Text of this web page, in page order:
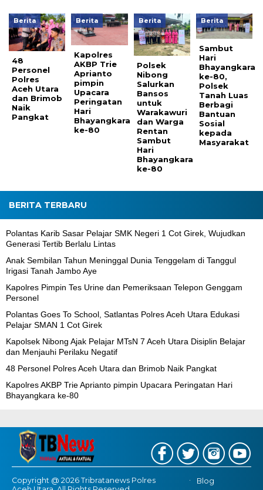
Berita
48
Personel
Polres
Aceh Utara
dan Brimob
Naik
Pangkat
Berita
Kapolres
AKBP Trie
Aprianto
pimpin
Upacara
Peringatan
Hari
Bhayangkara
ke-80
Berita
Polsek
Nibong
Salurkan
Bansos
untuk
Warakawuri
dan Warga
Rentan
Sambut
Hari
Bhayangkara
ke-80
Berita
Sambut
Hari
Bhayangkara
ke-80,
Polsek
Tanah Luas
Berbagi
Bantuan
Sosial
kepada
Masyarakat
BERITA TERBARU
Polantas Karib Sasar Pelajar SMK Negeri 1 Cot Girek, Wujudkan
Generasi Tertib Berlalu Lintas
Anak Sembilan Tahun Meninggal Dunia Tenggelam di Tanggul
Irigasi Tanah Jambo Aye
Kapolres Pimpin Tes Urine dan Pemeriksaan Telepon Genggam
Personel
Polantas Goes To School, Satlantas Polres Aceh Utara Edukasi
Pelajar SMAN 1 Cot Girek
Kapolsek Nibong Ajak Pelajar MTsN 7 Aceh Utara Disiplin Belajar
dan Menjauhi Perilaku Negatif
48 Personel Polres Aceh Utara dan Brimob Naik Pangkat
Kapolres AKBP Trie Aprianto pimpin Upacara Peringatan Hari
Bhayangkara ke-80
Copyright @ 2026 Tribratanews Polres
Blog